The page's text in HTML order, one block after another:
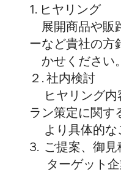
1. ヒヤリング
展開商品や販
ーなど貴社の方
かせください。
２. 社内検討
ヒヤリング内
ラン策定に関す
より具体的な
3. ご提案、御見
ターゲット企